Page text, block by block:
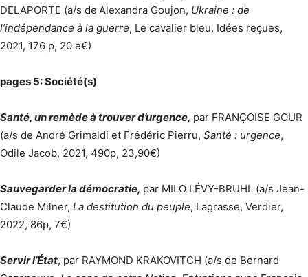
DELAPORTE (a/s de Alexandra Goujon, Ukraine : de
l’indépendance à la guerre, Le cavalier bleu, Idées reçues,
2021, 176 p, 20 e€)
pages 5: Société(s)
Santé, un remède à trouver d’urgence, par FRANÇOISE GOUR
(a/s de André Grimaldi et Frédéric Pierru, Santé : urgence,
Odile Jacob, 2021, 490p, 23,90€)
Sauvegarder la démocratie, par MILO LÉVY-BRUHL (a/s Jean-
Claude Milner, La destitution du peuple, Lagrasse, Verdier,
2022, 86p, 7€)
Servir l’État, par RAYMOND KRAKOVITCH (a/s de Bernard